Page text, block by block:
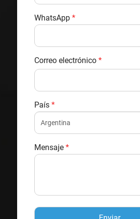
WhatsApp *
Correo electrónico *
País *
Mensaje *